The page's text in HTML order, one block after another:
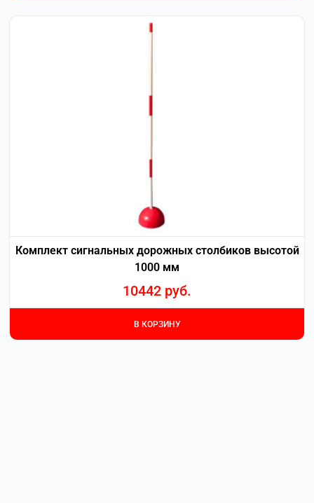
Комплект сигнальных дорожных столбиков высотой
1000 мм
10442 руб.
В КОРЗИНУ